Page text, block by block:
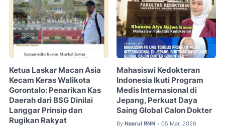
Ketua Laskar Macan Asia
Kecam Keras Walikota
Gorontalo: Penarikan Kas
Daerah dari BSG Dinilai
Langgar Prinsip dan
Rugikan Rakyat
Mahasiswi Kedokteran
Indonesia Ikuti Program
Medis Internasional di
Jepang, Perkuat Daya
Saing Global Calon Dokter
By Nasrul RNN • 05 Mar, 2026